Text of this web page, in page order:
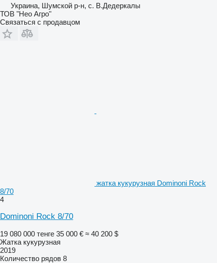
Украина, Шумской р-н, с. В.Дедеркалы
ТОВ "Нео Агро"
Связаться с продавцом
жатка кукурузная Dominoni Rock
8/70
4
Dominoni Rock 8/70
19 080 000 тенге 35 000 € ≈ 40 200 $
Жатка кукурузная
2019
Количество рядов 8